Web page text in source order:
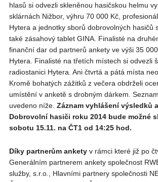
hlasů si odvezli skleněnou hasičskou helmu
sklárnách Nižbor, výhru 70 000 Kč,
Hytera a jednotky sborů dobrovolných hasičů
také zásahový tablet GINA. Finalisté na
finanční dar od partnerů ankety ve výši 35
Hytera. Finalisté na třetích místech si odvezli
radiostanici Hytera. Ani čtvrtá a pátá místa
Kromě bohatých zážitků z večera obdrželi
umístění v anketě s drobným dárkem.
uvedeno níže. Záznam vyhlášení výsledků
Dobrovolní hasiči roku 2014 bude možné
sobotu 15.11. na ČT1 od 14:25 hod.
Díky partnerům anketyv rámci které již po
Generálním partnerem ankety společnost
služby, s.r.o., Hlavními partnery společnosti